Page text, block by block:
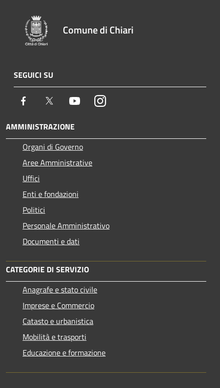
Comune di Chiari
SEGUICI SU
Facebook Twitter YoutubeInstagram
AMMINISTRAZIONE
Organi di Governo
Aree Amministrative
Uffici
Enti e fondazioni
Politici
Personale Amministrativo
Documenti e dati
CATEGORIE DI SERVIZIO
Anagrafe e stato civile
Imprese e Commercio
Catasto e urbanistica
Mobilità e trasporti
Educazione e formazione